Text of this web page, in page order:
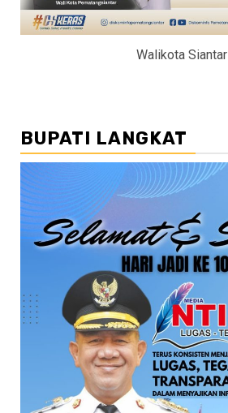
Walikota Siantar
BUPATI LANGKAT